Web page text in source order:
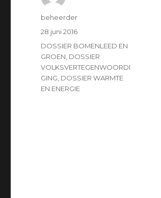
Auteur
beheerder
Geplaatst
op
28 juni 2016
Categorieën
DOSSIER BOMENLEED EN
GROEN DOSSIER
VOLKSVERTEGENWOORDI
GING DOSSIER WARMTE
EN ENERGIE